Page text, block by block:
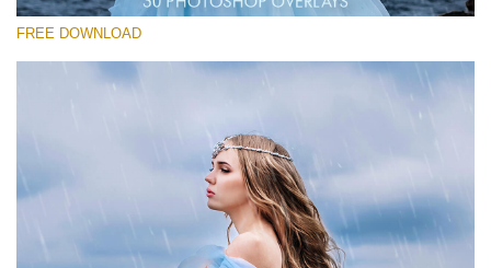
(30 Overlays)
Entire Collection
Free download
FREE DOWNLOAD